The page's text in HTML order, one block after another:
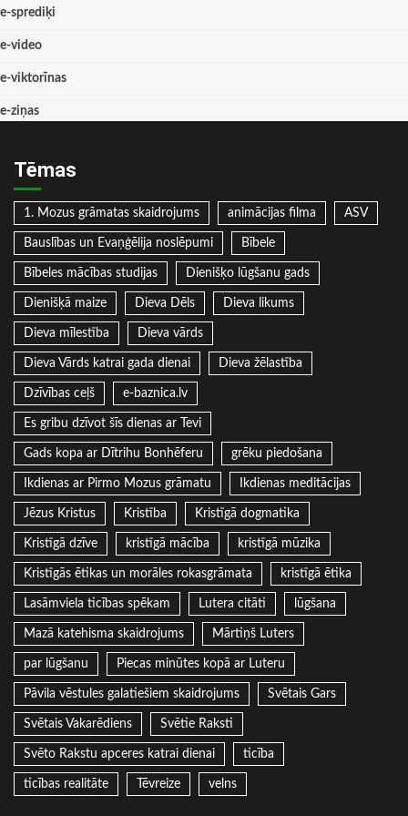
e-sprediķi
e-video
e-viktorīnas
e-ziņas
Tēmas
1. Mozus grāmatas skaidrojums animācijas filma ASV
Bauslības un Evaņģēlija noslēpumi Bībele
Bībeles mācības studijas Dienišķo lūgšanu gads
Dienišķā maize Dieva Dēls Dieva likums
Dieva mīlestība Dieva vārds
Dieva Vārds katrai gada dienai Dieva žēlastība
Dzīvības ceļš e-baznica.lv
Es gribu dzīvot šīs dienas ar Tevi
Gads kopa ar Dītrihu Bonhēferu grēku piedošana
Ikdienas ar Pirmo Mozus grāmatu Ikdienas meditācijas
Jēzus Kristus Kristība Kristīgā dogmatika
Kristīgā dzīve kristīgā mācība kristīgā mūzika
Kristīgās ētikas un morāles rokasgrāmata kristīgā ētika
Lasāmviela ticības spēkam Lutera citāti lūgšana
Mazā katehisma skaidrojums Mārtiņš Luters
par lūgšanu Piecas minūtes kopā ar Luteru
Pāvila vēstules galatiešiem skaidrojums Svētais Gars
Svētais Vakarēdiens Svētie Raksti
Svēto Rakstu apceres katrai dienai ticība
ticības realitāte Tēvreize velns